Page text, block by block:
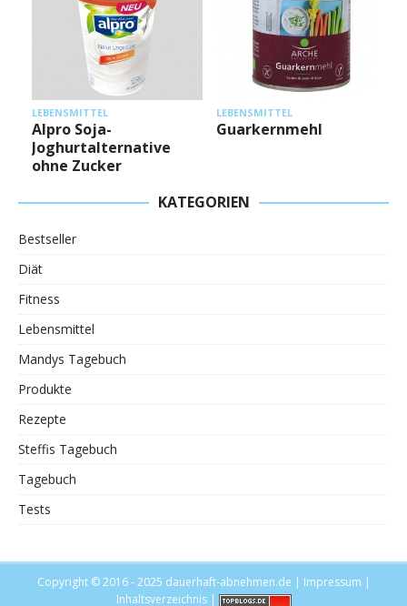
LEBENSMITTEL
Alpro Soja-
Joghurtalternative
ohne Zucker
LEBENSMITTEL
Guarkernmehl
KATEGORIEN
Bestseller
Diät
Fitness
Lebensmittel
Mandys Tagebuch
Produkte
Rezepte
Steffis Tagebuch
Tagebuch
Tests
Copyright © 2016 - 2025 dauerhaft-abnehmen.de | Impressum |
Inhaltsverzeichnis|